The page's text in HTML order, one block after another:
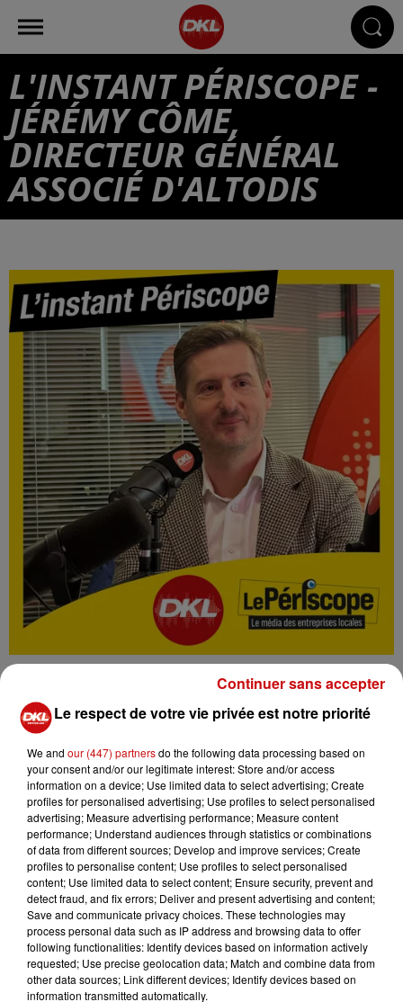
L'INSTANT PÉRISCOPE -
JÉRÉMY CÔME,
DIRECTEUR GÉNÉRAL
ASSOCIÉ D'ALTODIS
radio entrepreneur
alsace
économie
DKL Periscope
Périscope et DKL
Découvrez-en plus sur l'entreprise Altodis,
spécialisée dans la vente, la location et la
réparation
0:00 7 min 22 sec
Le respect de votre vie privée est notre priorité
We and our (447) partnersdo the following data processing based on
your consent and/or our legitimate interest: Store and/or access
information on a device; Use limited data to select advertising; Create
profiles for personalised advertising; Use profiles to select personalised
advertising; Measure advertising performance; Measure content
performance; Understand audiences through statistics or combinations
of data from different sources; Develop and improve services; Create
profiles to personalise content; Use profiles to select personalised
content; Use limited data to select content; Ensure security, prevent and
detect fraud, and fix errors; Deliver and present advertising and content;
Save and communicate privacy choices. These technologies may
process personal data such as IP address and browsing data to offer
following functionalities: Identify devices based on information actively
requested; Use precise geolocation data; Match and combine data from
other data sources; Link different devices; Identify devices based on
information transmitted automatically.
Continuer sans accepter